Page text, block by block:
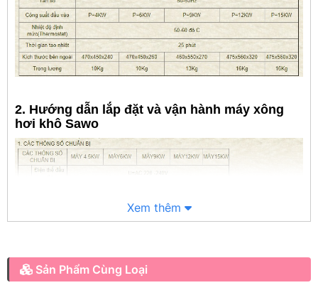
2. Hướng dẫn lắp đặt và vận hành máy xông
hơi khô Sawo
Xem thêm
Sản Phẩm Cùng Loại